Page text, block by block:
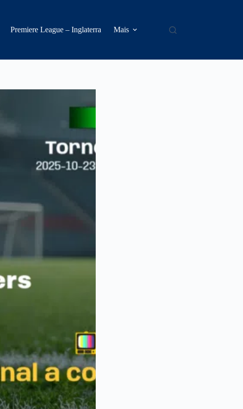
Premiere League – Inglaterra Mais